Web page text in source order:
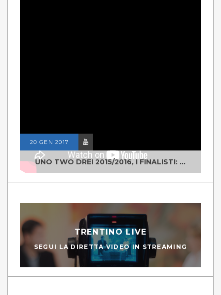
20 GEN 2017
UNO TWO DREI 2015/2016, I FINALISTI: CLASSE IV ALS ISTITUTO "DEGASPERI" BORGO VALSUGANA
TRENTINO LIVE
SEGUI LA DIRETTA VIDEO IN STREAMING